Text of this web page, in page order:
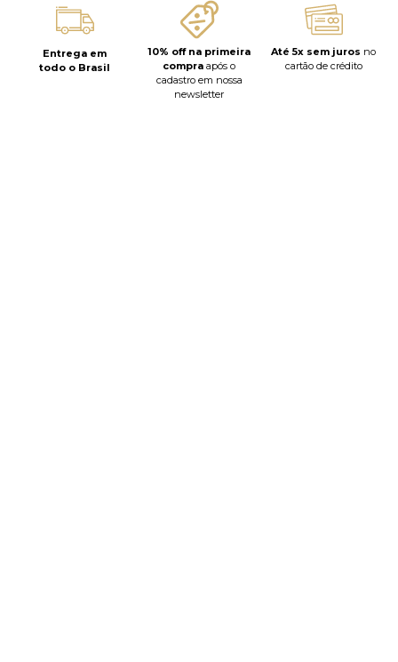
Entrega em
todo o Brasil
10% off na primeira
compra após o
cadastro em nossa
newsletter
Até 5x sem juros no
cartão de crédito